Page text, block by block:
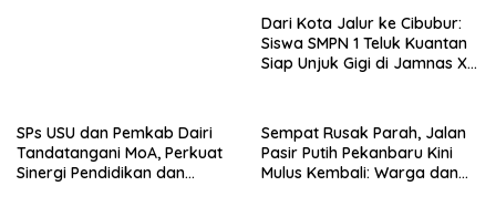
Dairi
Dari Kota Jalur ke Cibubur:
Siswa SMPN 1 Teluk Kuantan
Siap Unjuk Gigi di Jamnas XII
SPs USU dan Pemkab Dairi
Tandatangani MoA, Perkuat
Sinergi Pendidikan dan
Sempat Rusak Parah, Jalan
Pasir Putih Pekanbaru Kini
Mulus Kembali: Warga dan